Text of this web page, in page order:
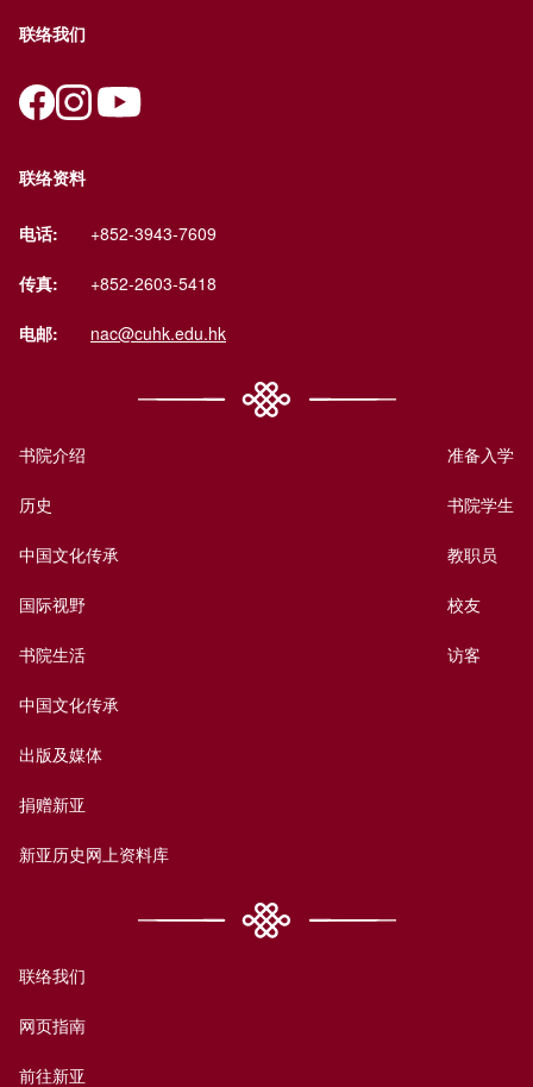
联络我们
联络资料
电话: +852-3943-7609
传真: +852-2603-5418
电邮: nac@cuhk.edu.hk
书院介绍
历史
中国文化传承
国际视野
书院生活
中国文化传承
出版及媒体
捐赠新亚
新亚历史网上资料库
准备入学
书院学生
教职员
校友
访客
联络我们
网页指南
前往新亚